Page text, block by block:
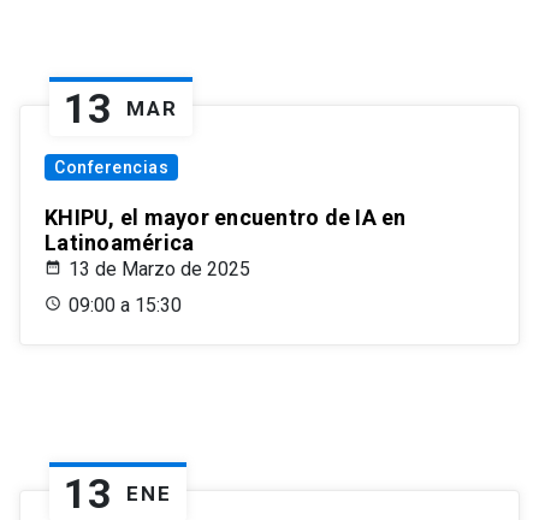
13 MAR
Conferencias
KHIPU, el mayor encuentro de IA en
Latinoamérica
13 de Marzo de 2025
09:00 a 15:30
13 ENE